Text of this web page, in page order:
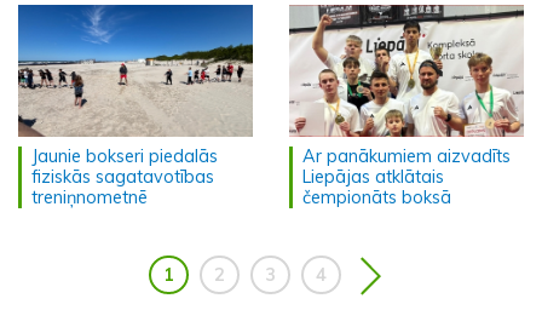
Jaunie bokseri piedalās
fiziskās sagatavotības
treniņnometnē
Ar panākumiem aizvadīts
Liepājas atklātais
čempionāts boksā
1 2 3 4